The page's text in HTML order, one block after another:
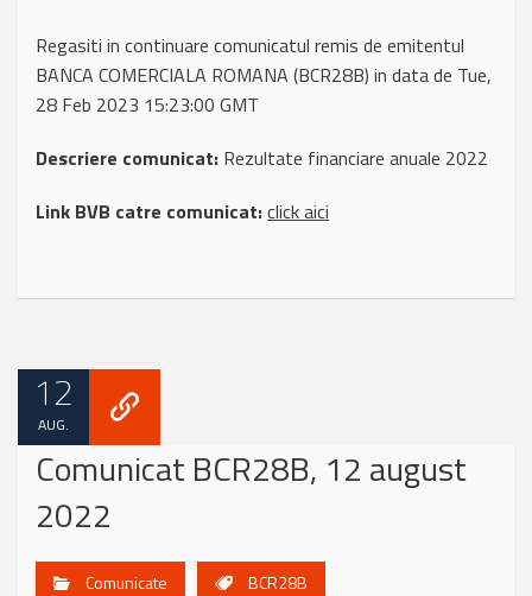
Regasiti in continuare comunicatul remis de emitentul
BANCA COMERCIALA ROMANA (BCR28B) in data de Tue,
28 Feb 2023 15:23:00 GMT
Descriere comunicat: Rezultate financiare anuale 2022
Link BVB catre comunicat:click aici
12
AUG.
Comunicat BCR28B, 12 august
2022
Comunicate BCR28B